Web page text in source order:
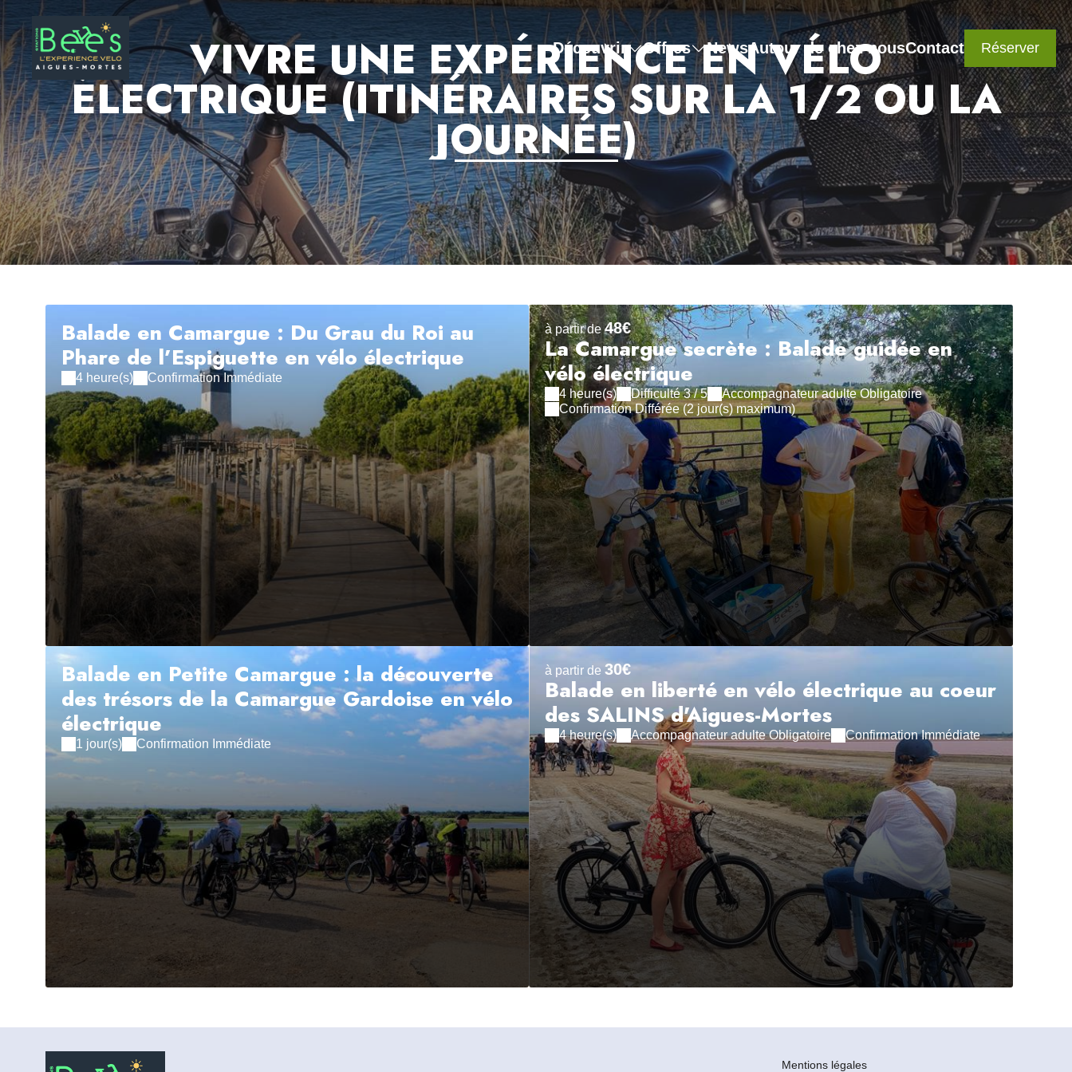
Découvrir Offres NewsAutour de chez nousContact Réserver
VIVRE UNE EXPÉRIENCE EN VÉLO
ÉLECTRIQUE (ITINÉRAIRES SUR LA 1/2 OU LA
JOURNÉE)
Balade en Camargue : Du Grau du Roi au
Phare de l’Espiguette en vélo électrique
4 heure(s) Confirmation Immédiate
à partir de 48€
La Camargue secrète : Balade guidée en
vélo électrique
4 heure(s) Difficulté 3 / 5
Accompagnateur adulte Obligatoire
Confirmation Différée (2 jour(s) maximum)
Balade en Petite Camargue : la découverte
des trésors de la Camargue Gardoise en vélo
électrique
1 jour(s) Confirmation Immédiate
à partir de 30€
Balade en liberté en vélo électrique au coeur
des SALINS d'Aigues-Mortes
4 heure(s) Accompagnateur adulte Obligatoire Confirmation Immédiate
Mentions légales